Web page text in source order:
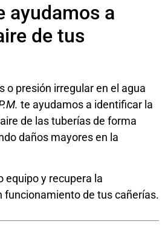
ayudamos a
de tus
o presión irregular en el agua
te ayudamos a identificar la
de las tuberías de forma
daños mayores en la
equipo y recupera la
funcionamiento de tus cañerías.